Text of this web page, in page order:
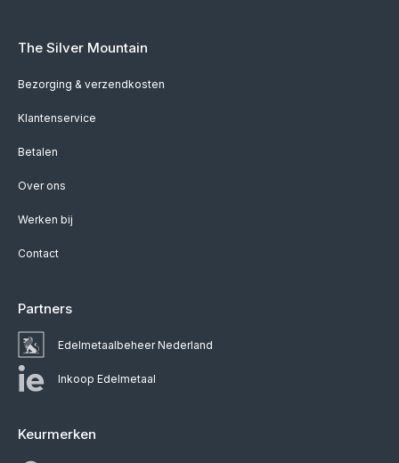
The Silver Mountain
Bezorging & verzendkosten
Klantenservice
Betalen
Over ons
Werken bij
Contact
Partners
Edelmetaalbeheer Nederland
Inkoop Edelmetaal
Keurmerken